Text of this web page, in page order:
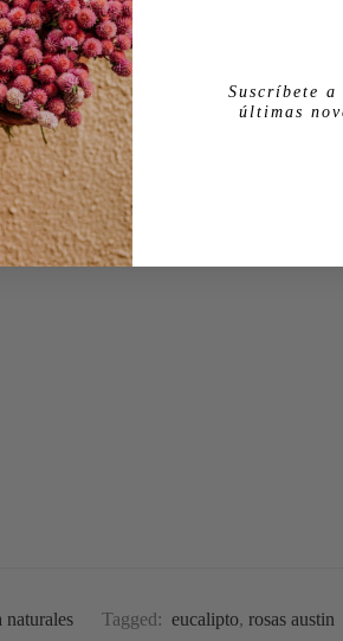
naturales Tagged: eucalipto, rosas austin
Suscríbete
últimas